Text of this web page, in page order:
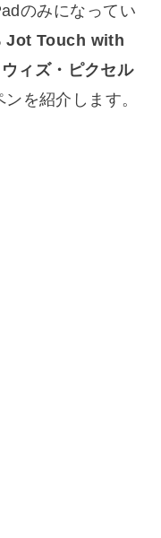
のみになってい
Jot Touch with
ィズ・ピクセル
を紹介します。